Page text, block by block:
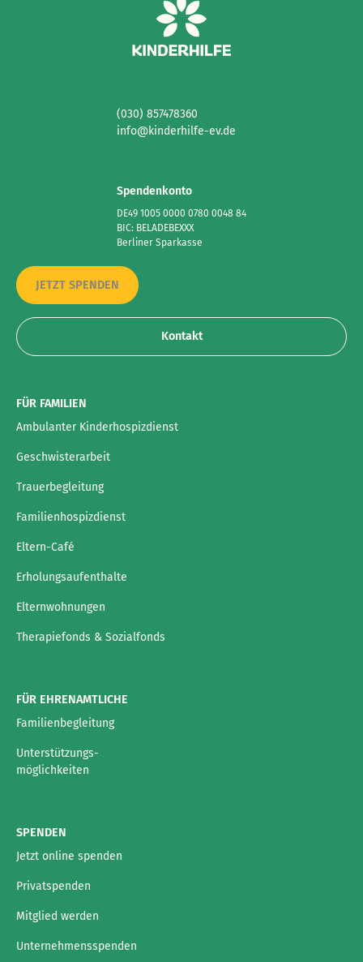
(030) 857478360
info@kinderhilfe-ev.de
Spendenkonto
DE49 1005 0000 0780 0048 84
BIC: BELADEBEXXX
Berliner Sparkasse
JETZT SPENDEN
Kontakt
FÜR FAMILIEN
Ambulanter Kinderhospizdienst
Geschwisterarbeit
Trauerbegleitung
Familienhospizdienst
Eltern-Café
Erholungsaufenthalte
Elternwohnungen
Therapiefonds & Sozialfonds
FÜR EHRENAMTLICHE
Familienbegleitung
Unterstützungs-
möglichkeiten
SPENDEN
Jetzt online spenden
Privatspenden
Mitglied werden
Unternehmensspenden